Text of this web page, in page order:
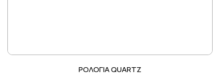
ΡΟΛΟΓΙΑ QUARTZ